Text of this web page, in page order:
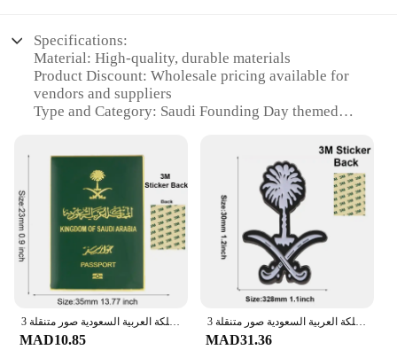
Specifications:
Material: High-quality, durable materials
Product Discount: Wholesale pricing available for
vendors and suppliers
Type and Category: Saudi Founding Day themed
Design and Style: Exquisite, festive designs that
celebrate the occasion
Usage and Purpose: Ideal for Saudi Founding Day
events and celebrations
Typical Adaptive Scenario: Suitable for both indoor
and outdoor settings
Shape or Size or Weight or Quantity: Varies
depending on the set, with options to accommodate
different needs
Features:
**Elegant Celebration**
المملكة العربية السعودية صور متنقلة 3M ملصق شارة معدنية دبوس دبابيس دبابيس
MAD10.85
اختيار المملكة العربية السعودية صور متنقلة 3M ملصق شارة معدنية دبابيس دبابيس
MAD31.36